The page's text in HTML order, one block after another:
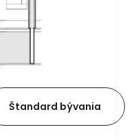
Štandard bývania